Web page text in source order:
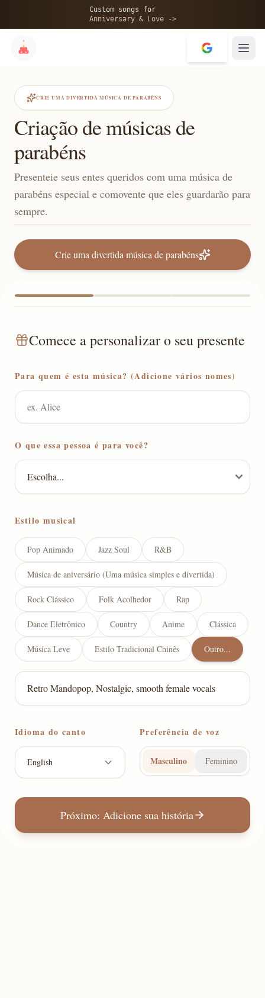
Custom songs for
Anniversary & Love ->
CRIE UMA DIVERTIDA MÚSICA DE PARABÉNS
Criação de músicas de
parabéns
Presenteie seus entes queridos com uma música de
parabéns especial e comovente que eles guardarão para
sempre.
Crie uma divertida música de parabéns
Comece a personalizar o seu presente
Para quem é esta música? (Adicione vários nomes)
O que essa pessoa é para você?
Estilo musical
Pop Animado Jazz Soul R&B
Música de aniversário (Uma música simples e divertida)
Rock Clássico Folk Acolhedor Rap
Dance Eletrônico Country Anime Clássica
Música Leve Estilo Tradicional Chinês Outro...
Idioma do canto
English
Preferência de voz
Masculino Feminino
Próximo: Adicione sua história